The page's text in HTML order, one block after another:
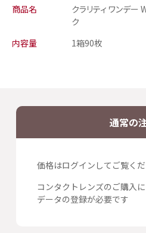
商品名
クラリティ ワンデ
ク
内容量
1箱90枚
通常の
価格はログインしてご覧く
コンタクトレンズのご購入
データの登録が必要です